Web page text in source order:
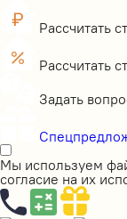
Рассчитать
Рассчитать
Задать
Мы используем
согласие на их